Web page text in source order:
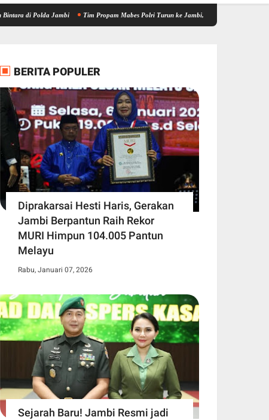
Polda Jambi Tim Propam Mabes Polri Turun ke Jambi, Bantu Dalami Kasus Dugaan
BERITA POPULER
Diprakarsai Hesti Haris, Gerakan
Jambi Berpantun Raih Rekor
MURI Himpun 104.005 Pantun
Melayu
Rabu, Januari 07, 2026
Sejarah Baru! Jambi Resmi jadi